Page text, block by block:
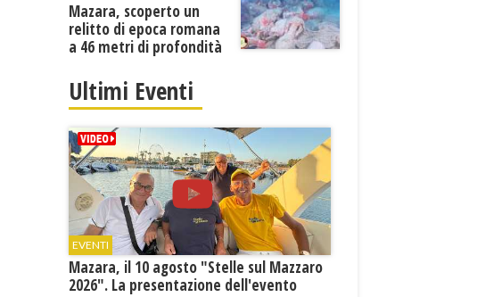
Mazara, scoperto un
relitto di epoca romana
a 46 metri di profondità
Ultimi Eventi
EVENTI
Mazara, il 10 agosto "Stelle sul Mazzaro
2026". La presentazione dell'evento